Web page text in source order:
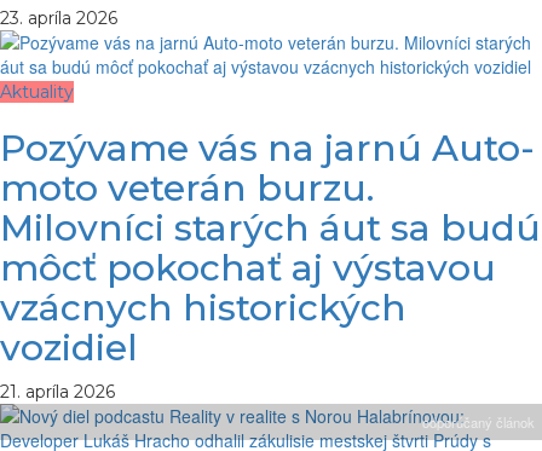
23. apríla 2026
Aktuality
Pozývame vás na jarnú Auto-
moto veterán burzu.
Milovníci starých áut sa budú
môcť pokochať aj výstavou
vzácnych historických
vozidiel
21. apríla 2026
odporúčaný článok